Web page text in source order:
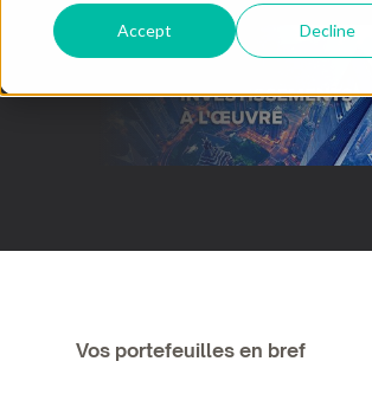
Accept Decline
Vos portefeuilles en bref